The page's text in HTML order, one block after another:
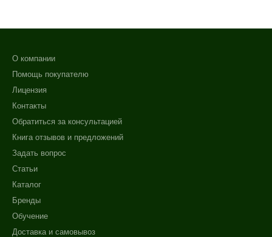
О компании
Помощь покупателю
Лицензия
Контакты
Обратиться за консультацией
Книга отзывов и предложений
Задать вопрос
Статьи
Каталог
Бренды
Обучение
Доставка и самовывоз